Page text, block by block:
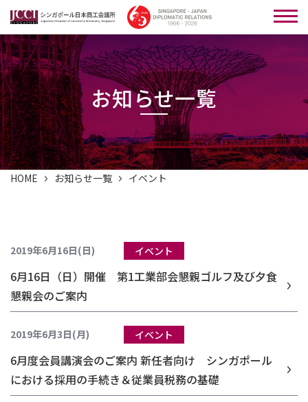
お知らせ一覧
HOME お知らせ一覧 イベント
2019年6月16日(日) イベント
6月16日（日）開催 第1工業部会懇親ゴルフ及び夕食
懇親会のご案内
2019年6月3日(月) イベント
6月度会員講演会のご案内 新任者向け シンガポール
における採用の手続き＆従業員税務の基礎